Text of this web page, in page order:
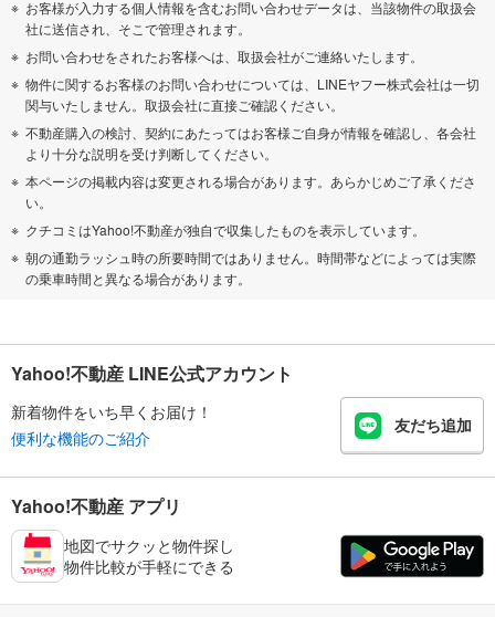
お客様が入力する個人情報を含むお問い合わせデータは、当該物件の取扱会
社に送信され、そこで管理されます。
お問い合わせをされたお客様へは、取扱会社がご連絡いたします。
物件に関するお客様のお問い合わせについては、LINEヤフー株式会社は一切
関与いたしません。取扱会社に直接ご確認ください。
不動産購入の検討、契約にあたってはお客様ご自身が情報を確認し、各会社
より十分な説明を受け判断してください。
本ページの掲載内容は変更される場合があります。あらかじめご了承くださ
い。
クチコミはYahoo!不動産が独自で収集したものを表示しています。
朝の通勤ラッシュ時の所要時間ではありません。時間帯などによっては実際
の乗車時間と異なる場合があります。
Yahoo!不動産 LINE公式アカウント
新着物件をいち早くお届け！
便利な機能のご紹介
友だち追加
Yahoo!不動産 アプリ
地図でサクッと物件探し
物件比較が手軽にできる